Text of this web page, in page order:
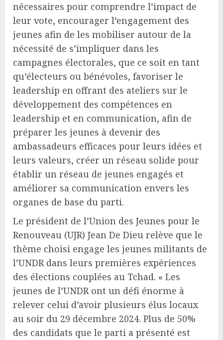
nécessaires pour comprendre l’impact de
leur vote, encourager l’engagement des
jeunes afin de les mobiliser autour de la
nécessité de s’impliquer dans les
campagnes électorales, que ce soit en tant
qu’électeurs ou bénévoles, favoriser le
leadership en offrant des ateliers sur le
développement des compétences en
leadership et en communication, afin de
préparer les jeunes à devenir des
ambassadeurs efficaces pour leurs idées et
leurs valeurs, créer un réseau solide pour
établir un réseau de jeunes engagés et
améliorer sa communication envers les
organes de base du parti.
Le président de l’Union des Jeunes pour le
Renouveau (UJR) Jean De Dieu relève que le
thème choisi engage les jeunes militants de
l’UNDR dans leurs premières expériences
des élections couplées au Tchad. « Les
jeunes de l’UNDR ont un défi énorme à
relever celui d’avoir plusieurs élus locaux
au soir du 29 décembre 2024. Plus de 50%
des candidats que le parti a présenté est